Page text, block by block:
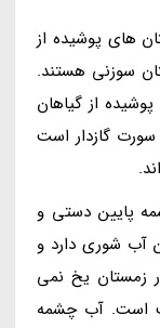
های پوشیده از
سوزنی هستند.
از گیاهان
گازدار است
پایین دستی و
آب شوری دارد و
زمستان یخ نمی
است. آب چشمه